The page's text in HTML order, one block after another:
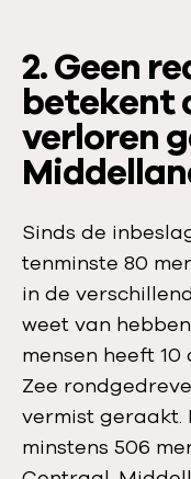
2. Geen
betekent
verloren
Sinds de
tenminste 80
in de
weet van
mensen heeft
Zee
vermist
minstens 506